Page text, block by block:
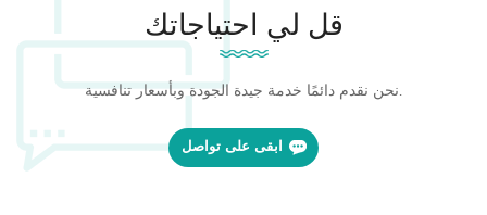
قل لي احتياجاتك
نحن نقدم دائمًا خدمة جيدة الجودة وبأسعار تنافسية.
ابقى على تواصل